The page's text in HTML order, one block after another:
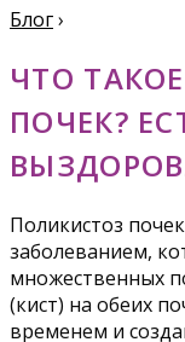
Блог›
ЧТО
ПОЧЕК?
Поликистоз
заболеванием,
множественных
(кист) на обеих
временем и